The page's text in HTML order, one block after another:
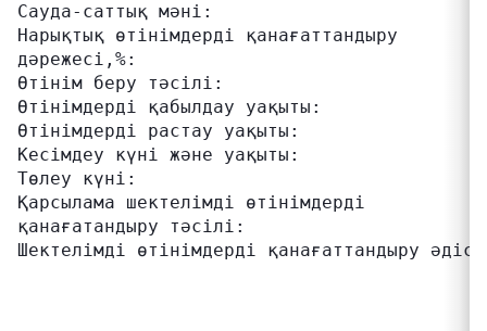
Сауда-саттық мәні:
Нарықтық өтінімдерді қанағаттандыру
дәрежесі,%:
Өтінім беру тәсілі:
Өтінімдерді қабылдау уақыты:
Өтінімдерді растау уақыты:
Кесімдеу күні және уақыты:
Төлеу күні:
Қарсылама шектелімді өтінімдерді
қанағатандыру тәсілі:
Шектелімді өтінімдерді қанағаттандыру